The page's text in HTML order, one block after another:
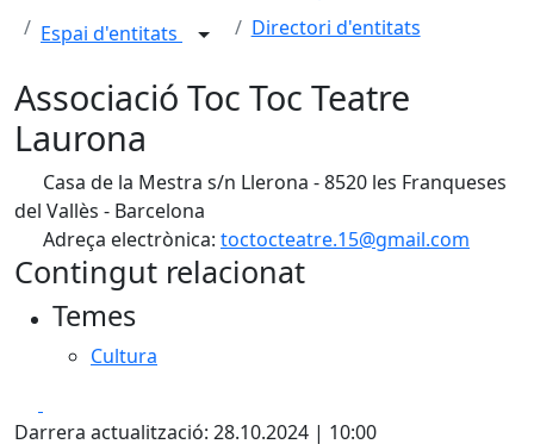
Espai d'entitats
Directori d'entitats
Associació Toc Toc Teatre
Laurona
Casa de la Mestra s/n Llerona - 8520 les Franqueses
del Vallès - Barcelona
Adreça electrònica: toctocteatre.15@gmail.com
Contingut relacionat
Temes
Cultura
Darrera actualització: 28.10.2024 | 10:00